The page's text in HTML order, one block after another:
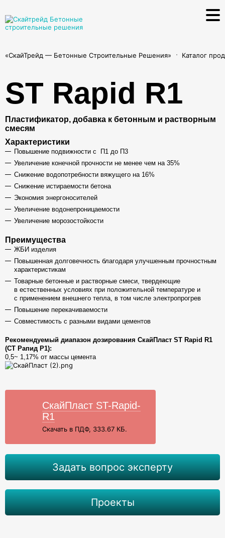
«СкайТрейд — Бетонные Строительные Решения» Каталог
ST Rapid R1
Пластификатор, добавка к бетонным и растворным
смесям
Характеристики
Повышение подвижности с П1 до П3
Увеличение конечной прочности не менее чем на 35%
Снижение водопотребности вяжущего на 16%
Снижение истираемости бетона
Экономия энергоносителей
Увеличение водонепроницаемости
Увеличение морозостойкости
Преимущества
ЖБИ изделия
Повышенная долговечность благодаря улучшенным прочностным
характеристикам
Товарные бетонные и растворные смеси, твердеющие
в естественных условиях при положительной температуре и
с применением внешнего тепла, в том числе электропрогрев
Повышение перекачиваемости
Совместимость с разными видами цементов
Рекомендуемый диапазон дозирования СкайПласт ST Rapid R1
(СТ Рапид Р1):
0,5~ 1,17% от массы цемента
СкайПласт ST-Rapid-
R1
Скачать в ПДФ, 333.67 КБ.
Задать вопрос эксперту
Проекты